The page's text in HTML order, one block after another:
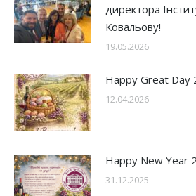
директора
Ковальову!
19.05.2026
Happy Great Day
12.04.2026
Happy New Year
31.12.2025